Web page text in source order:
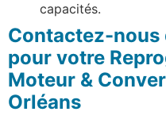
capacités.
Contactez-nous
pour votre
Moteur &
Orléans